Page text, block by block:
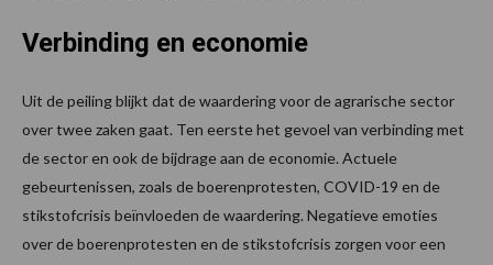
Verbinding en economie
Uit de peiling blijkt dat de waardering voor de agrarische sector
over twee zaken gaat. Ten eerste het gevoel van verbinding met
de sector en ook de bijdrage aan de economie. Actuele
gebeurtenissen, zoals de boerenprotesten, COVID-19 en de
stikstofcrisis beïnvloeden de waardering. Negatieve emoties
over de boerenprotesten en de stikstofcrisis zorgen voor een